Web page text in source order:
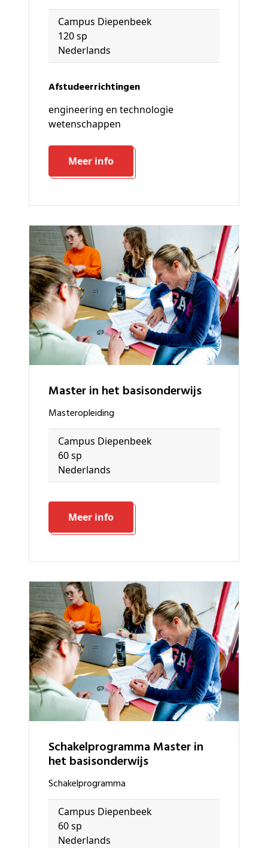
Campus Diepenbeek
120 sp
Nederlands
Afstudeerrichtingen
engineering en technologie
wetenschappen
Meer info
master in het basisonderwijs
masteropleiding
Campus Diepenbeek
60 sp
Nederlands
Meer info
schakelprogramma Master in
het basisonderwijs
schakelprogramma
Campus Diepenbeek
60 sp
Nederlands